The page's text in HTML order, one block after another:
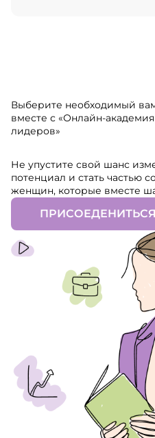
Выберите необходимый
вместе с «Онлайн-
лидеров»
Не упустите свой шанс
потенциал и стать частью
женщин, которые вместе